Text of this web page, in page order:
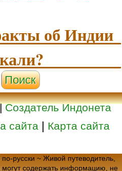
об Индии
Поиск
Создатель Индонета
сайта | Карта сайта
русски ~ Живой путеводитель,
содержать информацию, не